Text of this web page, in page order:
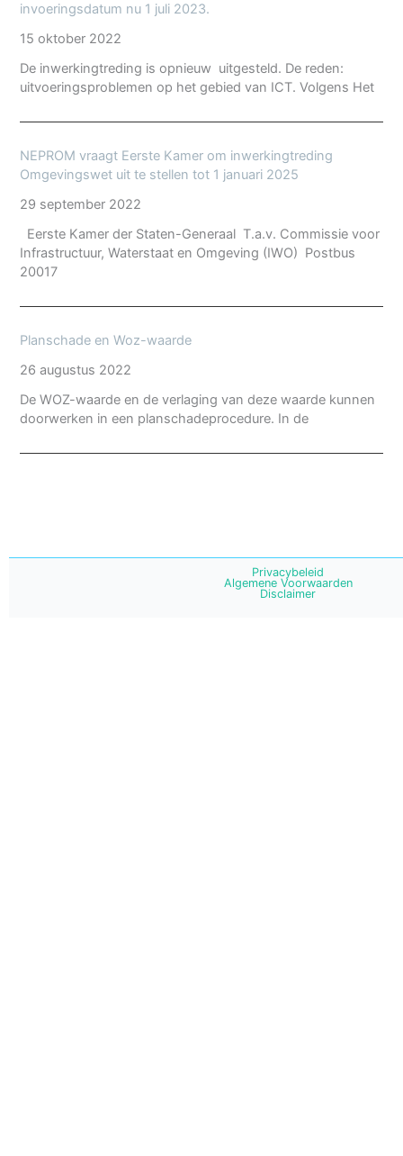
invoeringsdatum nu 1 juli 2023.
15 oktober 2022
De inwerkingtreding is opnieuw uitgesteld. De reden:
uitvoeringsproblemen op het gebied van ICT. Volgens Het
NEPROM vraagt Eerste Kamer om inwerkingtreding
Omgevingswet uit te stellen tot 1 januari 2025
29 september 2022
Eerste Kamer der Staten-Generaal T.a.v. Commissie voor
Infrastructuur, Waterstaat en Omgeving (IWO) Postbus
20017
Planschade en Woz-waarde
26 augustus 2022
De WOZ-waarde en de verlaging van deze waarde kunnen
doorwerken in een planschadeprocedure. In de
Privacybeleid
Algemene Voorwaarden
Disclaimer